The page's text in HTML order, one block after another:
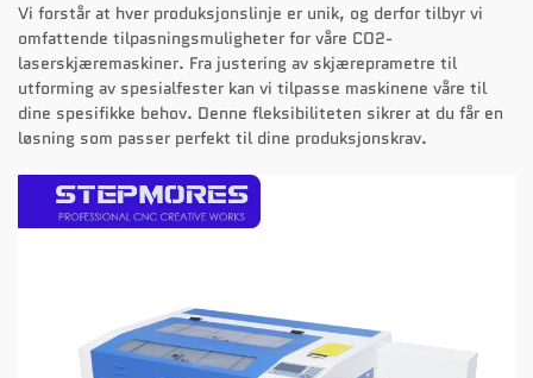
Vi forstår at hver produksjonslinje er unik, og derfor tilbyr vi
omfattende tilpasningsmuligheter for våre CO2-
laserskjæremaskiner. Fra justering av skjæreprametre til
utforming av spesialfester kan vi tilpasse maskinene våre til
dine spesifikke behov. Denne fleksibiliteten sikrer at du får en
løsning som passer perfekt til dine produksjonskrav.